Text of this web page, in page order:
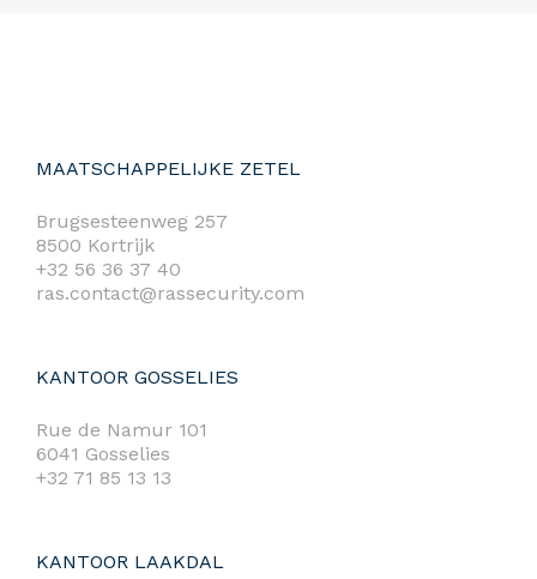
MAATSCHAPPELIJKE ZETEL
Brugsesteenweg 257
8500 Kortrijk
+32 56 36 37 40
ras.contact@rassecurity.com
KANTOOR GOSSELIES
Rue de Namur 101
6041 Gosselies
+32 71 85 13 13
KANTOOR LAAKDAL